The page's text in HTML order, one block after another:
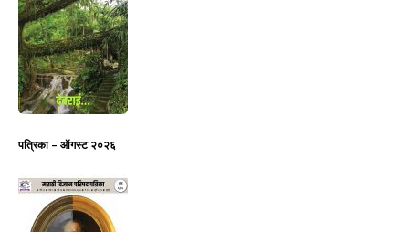
पत्रिका – ऑगस्ट २०२६